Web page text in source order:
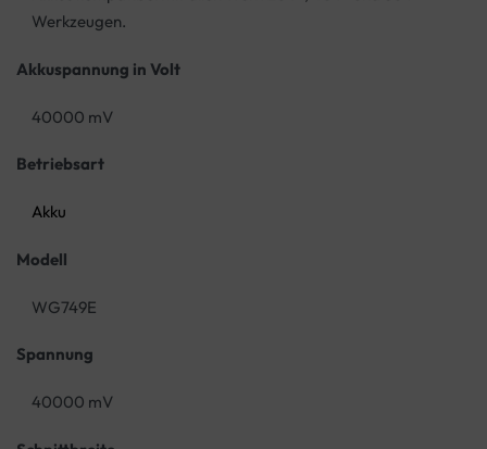
Werkzeugen.
Akkuspannung in Volt
40000 mV
Betriebsart
Akku
Modell
WG749E
Spannung
40000 mV